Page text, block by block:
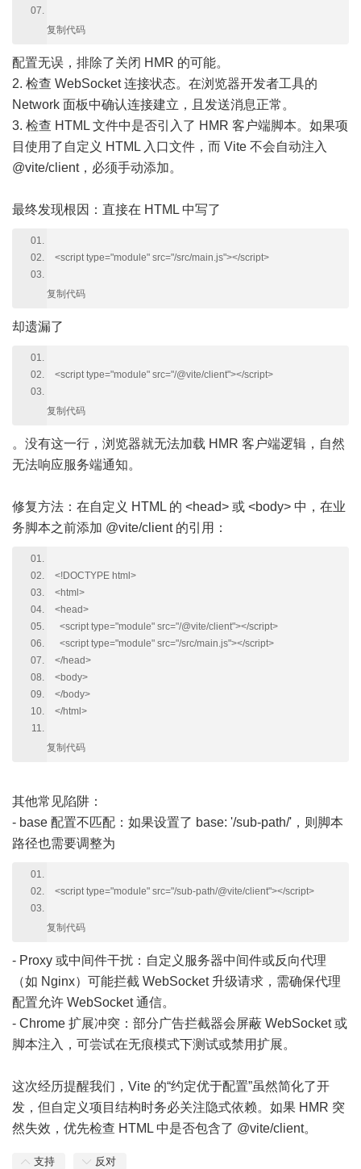
复制代码
配置无误，排除了关闭 HMR 的可能。
2. 检查 WebSocket 连接状态。在浏览器开发者工具的
Network 面板中确认连接建立，且发送消息正常。
3. 检查 HTML 文件中是否引入了 HMR 客户端脚本。如果项
目使用了自定义 HTML 入口文件，而 Vite 不会自动注入
@vite/client，必须手动添加。
最终发现根因：直接在 HTML 中写了
<script type="module" src="/src/main.js"></script>
复制代码
却遗漏了
<script type="module" src="/@vite/client"></script>
复制代码
。没有这一行，浏览器就无法加载 HMR 客户端逻辑，自然
无法响应服务端通知。
修复方法：在自定义 HTML 的 <head> 或 <body> 中，在业
务脚本之前添加 @vite/client 的引用：
<!DOCTYPE html>
<html>
<head>
<script type="module" src="/@vite/client"></script>
<script type="module" src="/src/main.js"></script>
</head>
<body>
</body>
</html>
复制代码
其他常见陷阱：
- base 配置不匹配：如果设置了 base: '/sub-path/'，则脚本
路径也需要调整为
<script type="module" src="/sub-path/@vite/client"></script>
复制代码
- Proxy 或中间件干扰：自定义服务器中间件或反向代理
（如 Nginx）可能拦截 WebSocket 升级请求，需确保代理
配置允许 WebSocket 通信。
- Chrome 扩展冲突：部分广告拦截器会屏蔽 WebSocket 或
脚本注入，可尝试在无痕模式下测试或禁用扩展。
这次经历提醒我们，Vite 的“约定优于配置”虽然简化了开
发，但自定义项目结构时务必关注隐式依赖。如果 HMR 突
然失效，优先检查 HTML 中是否包含了 @vite/client。
支持 反对